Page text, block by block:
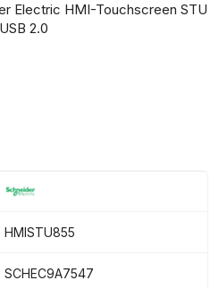
Electric HMI-Touchscreen STU
2.0
HMISTU855
SCHEC9A7547